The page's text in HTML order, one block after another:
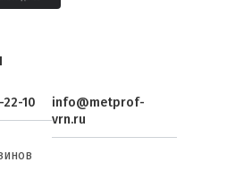
10
info@metprof-
vrn.ru